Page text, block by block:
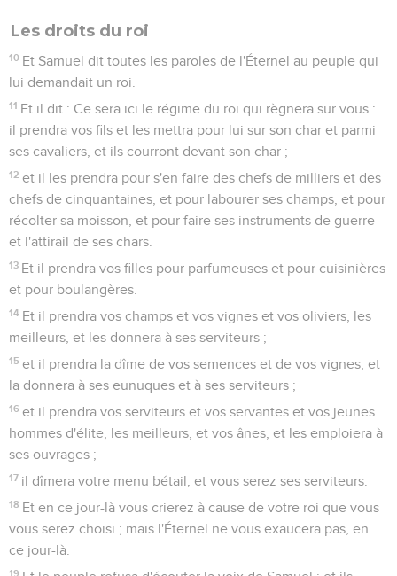
Les droits du roi
10 Et Samuel dit toutes les paroles de l'Éternel au peuple qui
lui demandait un roi.
11 Et il dit : Ce sera ici le régime du roi qui règnera sur vous :
il prendra vos fils et les mettra pour lui sur son char et parmi
ses cavaliers, et ils courront devant son char ;
12 et il les prendra pour s'en faire des chefs de milliers et des
chefs de cinquantaines, et pour labourer ses champs, et pour
récolter sa moisson, et pour faire ses instruments de guerre
et l'attirail de ses chars.
13 Et il prendra vos filles pour parfumeuses et pour cuisinières
et pour boulangères.
14 Et il prendra vos champs et vos vignes et vos oliviers, les
meilleurs, et les donnera à ses serviteurs ;
15 et il prendra la dîme de vos semences et de vos vignes, et
la donnera à ses eunuques et à ses serviteurs ;
16 et il prendra vos serviteurs et vos servantes et vos jeunes
hommes d'élite, les meilleurs, et vos ânes, et les emploiera à
ses ouvrages ;
17 il dîmera votre menu bétail, et vous serez ses serviteurs.
18 Et en ce jour-là vous crierez à cause de votre roi que vous
vous serez choisi ; mais l'Éternel ne vous exaucera pas, en
ce jour-là.
19